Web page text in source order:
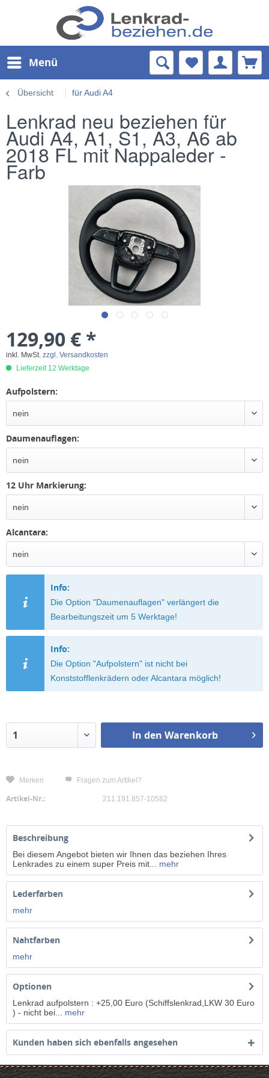
Menü
Übersicht für Audi A4
Lenkrad neu beziehen für
Audi A4, A1, S1, A3, A6 ab
2018 FL mit Nappaleder -
Farb
129,90 € *
inkl. MwSt. zzgl. Versandkosten
Lieferzeit 12 Werktage
Aufpolstern:
Daumenauflagen:
12 Uhr Markierung:
Alcantara:
Info:
Die Option "Daumenauflagen" verlängert die
Bearbeitungszeit um 5 Werktage!
Info:
Die Option "Aufpolstern" ist nicht bei
Konststofflenkrädern oder Alcantara möglich!
In den Warenkorb
Fragen zum Artikel?
Merken
Artikel-Nr.: 211.191.857-10582
Beschreibung
Bei diesem Angebot bieten wir Ihnen das beziehen Ihres
Lenkrades zu einem super Preis mit...
mehr
Lederfarben
mehr
Nahtfarben
mehr
Optionen
Lenkrad aufpolstern : +25,00 Euro (Schiffslenkrad,LKW 30 Euro
) - nicht bei...
mehr
Kunden haben sich ebenfalls angesehen